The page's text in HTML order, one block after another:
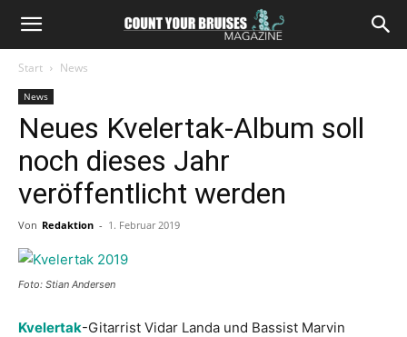
Start News
News
Neues Kvelertak-Album soll
noch dieses Jahr
veröffentlicht werden
Von Redaktion - 1. Februar 2019
Foto: Stian Andersen
Kvelertak-Gitarrist Vidar Landa und Bassist Marvin